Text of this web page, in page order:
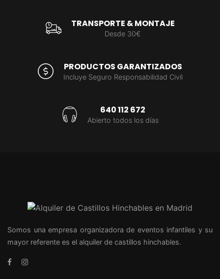
TRANSPORTE & MONTAJE
Desde 30€
PRODUCTOS GARANTIZADOS
Incluye Seguro Responsabilidad Civil
640 112 672
Abierto todos los días
Somos una empresa organizadora de eventos infantiles y su
mayor referente es el alquiler de castillos hinchables.